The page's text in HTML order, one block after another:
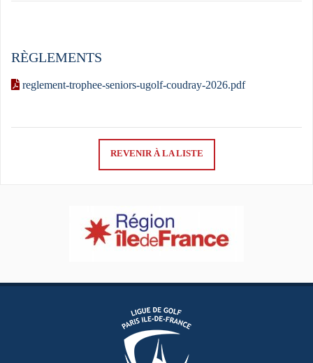
RÈGLEMENTS
reglement-trophee-seniors-ugolf-coudray-2026.pdf
REVENIR À LA LISTE